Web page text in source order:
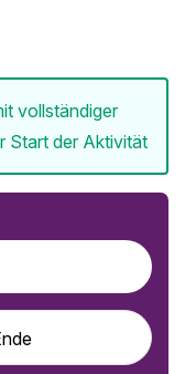
vollständiger
Start der Aktivität